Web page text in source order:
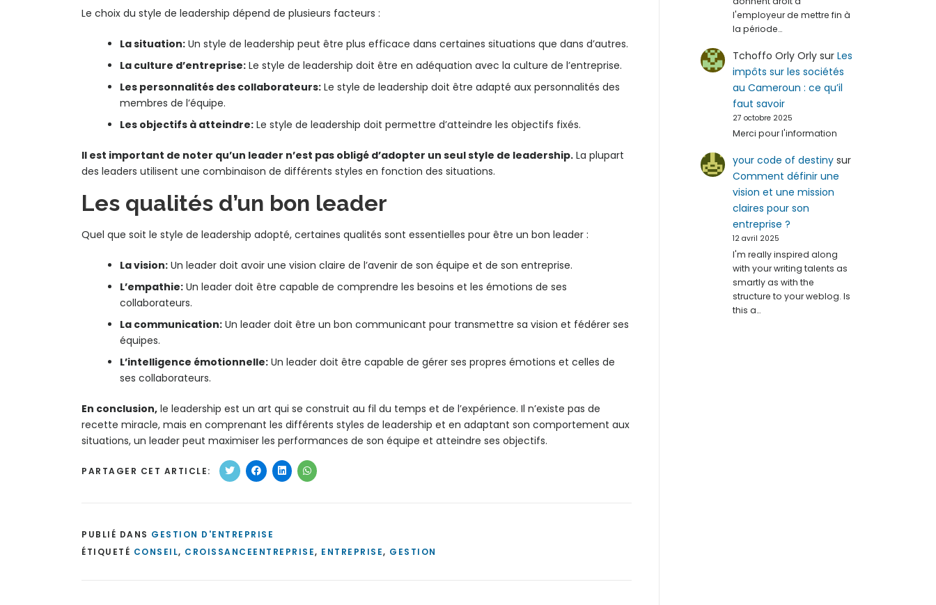
Le choix du style de leadership dépend de plusieurs facteurs :
La situation: Un style de leadership peut être plus efficace dans certaines situations que dans d’autres.
La culture d’entreprise: Le style de leadership doit être en adéquation avec la culture de l’entreprise.
Les personnalités des collaborateurs: Le style de leadership doit être adapté aux personnalités des
membres de l’équipe.
Les objectifs à atteindre: Le style de leadership doit permettre d’atteindre les objectifs fixés.
Il est important de noter qu’un leader n’est pas obligé d’adopter un seul style de leadership. La plupart
des leaders utilisent une combinaison de différents styles en fonction des situations.
Les qualités d’un bon leader
Quel que soit le style de leadership adopté, certaines qualités sont essentielles pour être un bon leader :
La vision: Un leader doit avoir une vision claire de l’avenir de son équipe et de son entreprise.
L’empathie: Un leader doit être capable de comprendre les besoins et les émotions de ses
collaborateurs.
La communication: Un leader doit être un bon communicant pour transmettre sa vision et fédérer ses
équipes.
L’intelligence émotionnelle: Un leader doit être capable de gérer ses propres émotions et celles de
ses collaborateurs.
En conclusion, le leadership est un art qui se construit au fil du temps et de l’expérience. Il n’existe pas de
recette miracle, mais en comprenant les différents styles de leadership et en adaptant son comportement aux
situations, un leader peut maximiser les performances de son équipe et atteindre ses objectifs.
PARTAGER CET ARTICLE:
PUBLIÉ DANS GESTION D'ENTREPRISE
ÉTIQUETÉ CONSEIL, CROISSANCEENTREPRISE, ENTREPRISE, GESTION
l'employeur de mettre fin à
la période…
Tchoffo Orly Orlysur Les
impôts sur les sociétés
au Cameroun : ce qu’il
faut savoir
27 octobre 2025
Merci pour l'information
your code of destinysur
Comment définir une
vision et une mission
claires pour son
entreprise ?
12 avril 2025
I'm really inspired along
with your writing talents as
smartly as with the
structure to your weblog. Is
this a…